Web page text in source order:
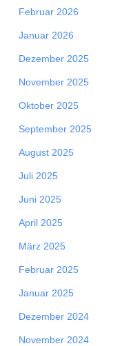
Februar 2026
Januar 2026
Dezember 2025
November 2025
Oktober 2025
September 2025
August 2025
Juli 2025
Juni 2025
April 2025
März 2025
Februar 2025
Januar 2025
Dezember 2024
November 2024